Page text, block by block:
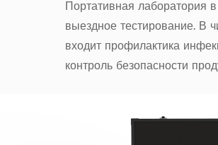
Портативная лаборатория
выездное тестирование. В
входит профилактика
контроль безопасности